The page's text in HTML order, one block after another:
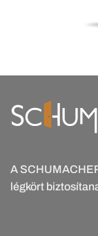
A
légkört